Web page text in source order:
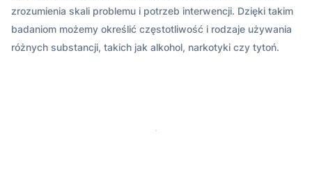
zrozumienia skali problemu i potrzeb interwencji. Dzięki takim
badaniom możemy określić częstotliwość i rodzaje używania
różnych substancji, takich jak alkohol, narkotyki czy tytoń.